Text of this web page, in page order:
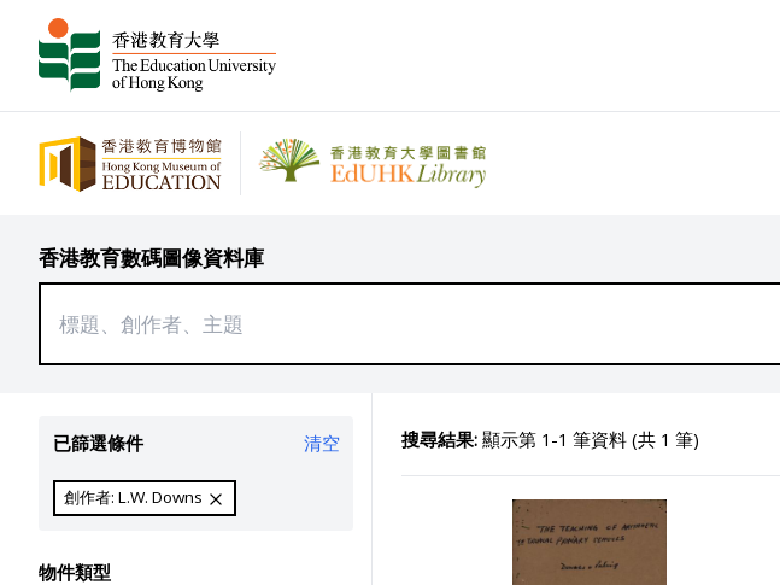
香港教育數碼圖像資料庫
已篩選條件 清空
創作者: L.W. Downs
物件類型
搜尋結果:顯示第 1-1 筆資料 (共 1 筆)